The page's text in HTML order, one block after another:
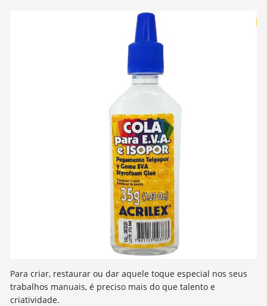
Para criar, restaurar ou dar aquele toque especial nos seus
trabalhos manuais, é preciso mais do que talento e
criatividade.